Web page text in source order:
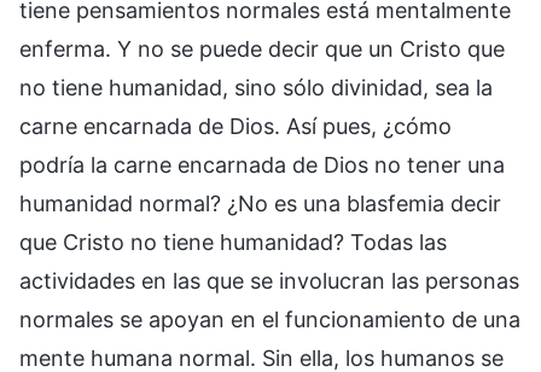
tiene pensamientos normales está mentalmente
enferma. Y no se puede decir que un Cristo que
no tiene humanidad, sino sólo divinidad, sea la
carne encarnada de Dios. Así pues, ¿cómo
podría la carne encarnada de Dios no tener una
humanidad normal? ¿No es una blasfemia decir
que Cristo no tiene humanidad? Todas las
actividades en las que se involucran las personas
normales se apoyan en el funcionamiento de una
mente humana normal. Sin ella, los humanos se